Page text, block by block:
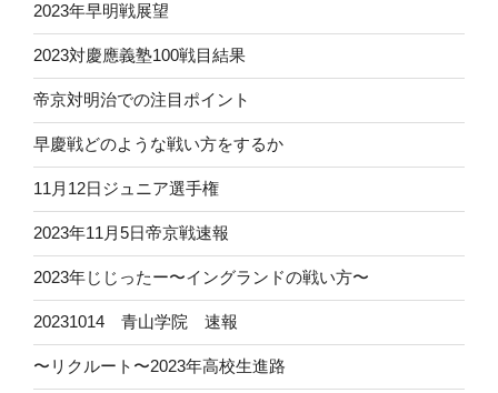
2023年早明戦展望
2023対慶應義塾100戦目結果
帝京対明治での注目ポイント
早慶戦どのような戦い方をするか
11月12日ジュニア選手権
2023年11月5日帝京戦速報
2023年じじったー〜イングランドの戦い方〜
20231014 青山学院 速報
〜リクルート〜2023年高校生進路